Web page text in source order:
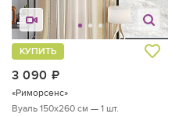
3 090
КУПИТЬ
«Риморсенс»
Вуаль 150х260 см — 1 шт.